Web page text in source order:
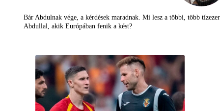
Bár Abdulnak vége, a kérdések maradnak. Mi lesz a többi, több tízezer
Abdullal, akik Európában fenik a kést?